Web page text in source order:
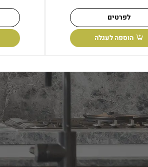
לפרטים
הוספה לעגלה